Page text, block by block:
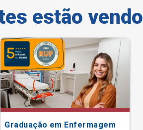
estão vendo
Graduação em Enfermagem